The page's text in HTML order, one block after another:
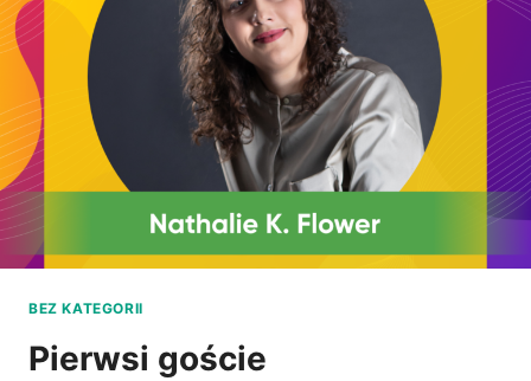
BEZ KATEGORII
Pierwsi goście